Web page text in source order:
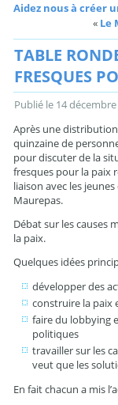
Aidez nous à créer
« Le
TABLE
FRESQUES
Publié le 14
Après une
quinzaine de
pour discuter de la
fresques pour la paix
liaison avec les
Maurepas.
Débat sur les causes
la paix.
Quelques idées
développer des
construire la paix
faire du lobbying
politiques
travailler sur les
veut que les
En fait chacun a mis